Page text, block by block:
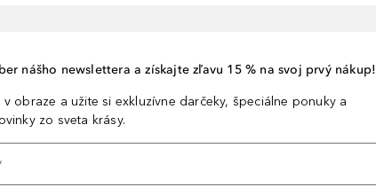
nášho newslettera a získajte zľavu 15 % na svoj prvý nákup!
obraze a užite si exkluzívne darčeky, špeciálne ponuky a
zo sveta krásy.